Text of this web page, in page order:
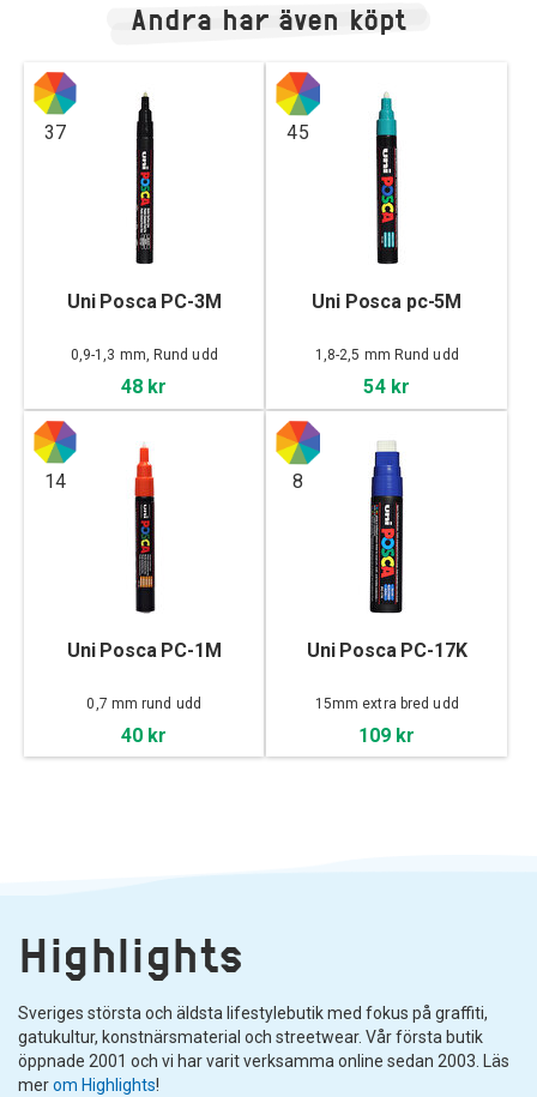
Andra har även köpt
37
Uni Posca PC-3M
0,9-1,3 mm, Rund udd
48 kr
45
Uni Posca pc-5M
1,8-2,5 mm Rund udd
54 kr
14
Uni Posca PC-1M
0,7 mm rund udd
40 kr
8
Uni Posca PC-17K
15mm extra bred udd
109 kr
Highlights
Sveriges största och äldsta lifestylebutik med fokus på graffiti,
gatukultur, konstnärsmaterial och streetwear. Vår första butik
öppnade 2001 och vi har varit verksamma online sedan 2003. Läs
merom Highlights!